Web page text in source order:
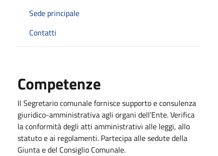
Sede principale
Contatti
Competenze
Il Segretario comunale fornisce supporto e consulenza
giuridico-amministrativa agli organi dell'Ente. Verifica
la conformità degli atti amministrativi alle leggi, allo
statuto e ai regolamenti. Partecipa alle sedute della
Giunta e del Consiglio Comunale.